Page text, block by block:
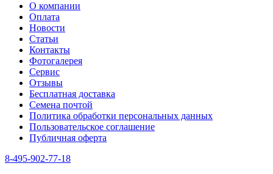
О компании
Оплата
Новости
Статьи
Контакты
Фотогалерея​
Сервис
Отзывы
Бесплатная доставка
Семена почтой
Политика обработки персональных данных
Пользовательское соглашение
Публичная оферта
8-495-902-77-18